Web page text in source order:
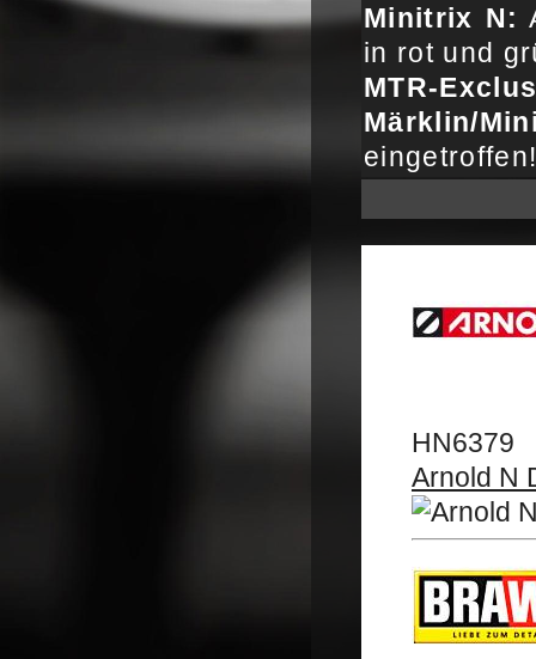
Minitrix N:
in rot und
MTR-
Märklin/
HN6379
Arnold N